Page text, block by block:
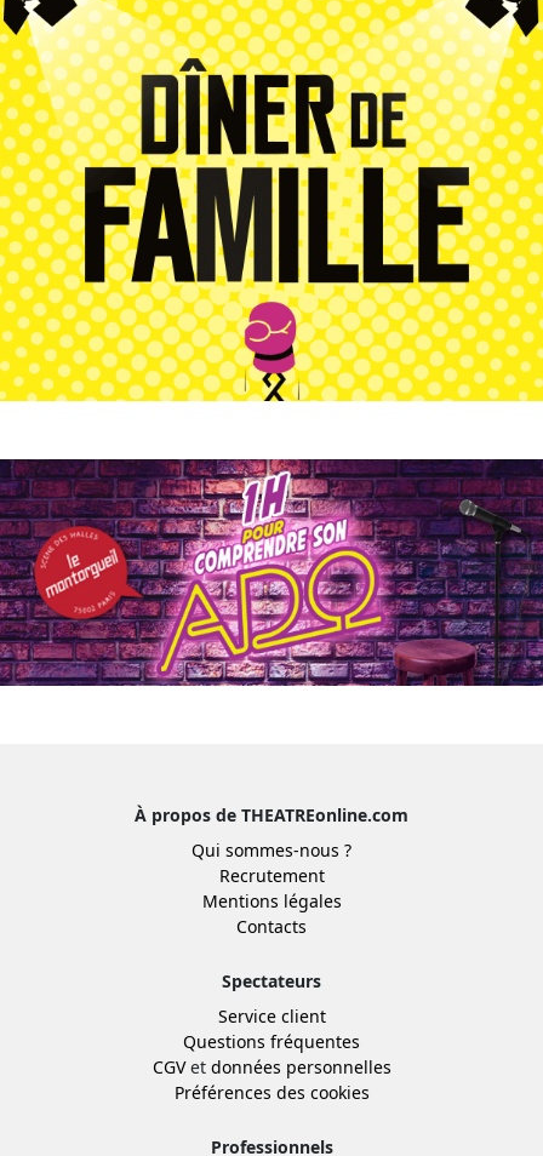
À propos de THEATREonline.com
Qui sommes-nous ?
Recrutement
Mentions légales
Contacts
Spectateurs
Service client
Questions fréquentes
CGVet données personnelles
Préférences des cookies
Professionnels